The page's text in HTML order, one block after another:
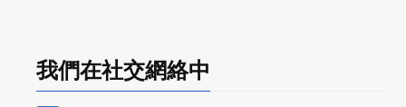
我們在社交網絡中